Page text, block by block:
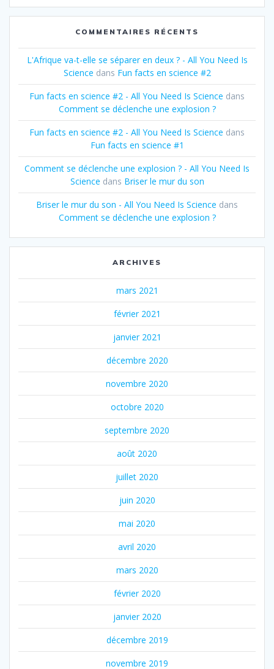
COMMENTAIRES RÉCENTS
L'Afrique va-t-elle se séparer en deux ? - All You Need Is
Science dans Fun facts en science #2
Fun facts en science #2 - All You Need Is Science dans
Comment se déclenche une explosion ?
Fun facts en science #2 - All You Need Is Science dans
Fun facts en science #1
Comment se déclenche une explosion ? - All You Need Is
Science dans Briser le mur du son
Briser le mur du son - All You Need Is Science dans
Comment se déclenche une explosion ?
ARCHIVES
mars 2021
février 2021
janvier 2021
décembre 2020
novembre 2020
octobre 2020
septembre 2020
août 2020
juillet 2020
juin 2020
mai 2020
avril 2020
mars 2020
février 2020
janvier 2020
décembre 2019
novembre 2019